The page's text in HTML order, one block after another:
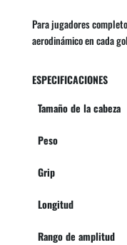
Para jugadores
aerodinámico en cada
ESPECIFICACIONES
Tamaño de la cabeza
Peso
Grip
Longitud
Rango de amplitud